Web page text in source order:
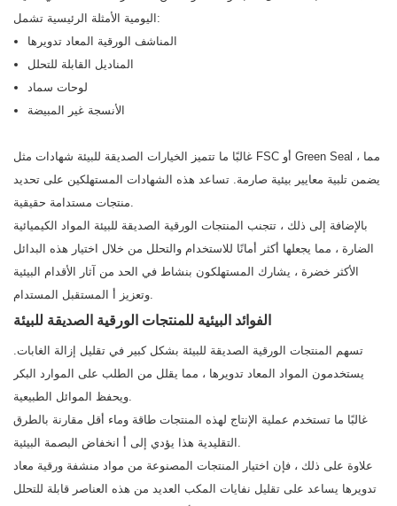
اليومية الأمثلة الرئيسية تشمل:
المناشف الورقية المعاد تدويرها
المناديل القابلة للتحلل
لوحات سماد
الأنسجة غير المبيضة
غالبًا ما تتميز الخيارات الصديقة للبيئة شهادات مثل FSC أو Green Seal ، مما
يضمن تلبية معايير بيئية صارمة. تساعد هذه الشهادات المستهلكين على تحديد
منتجات مستدامة حقيقية.
بالإضافة إلى ذلك ، تتجنب المنتجات الورقية الصديقة للبيئة المواد الكيميائية
الضارة ، مما يجعلها أكثر أمانًا للاستخدام والتحلل من خلال اختيار هذه البدائل
الأكثر خضرة ، يشارك المستهلكون بنشاط في الحد من آثار الأقدام البيئية
وتعزيز أ المستقبل المستدام.
الفوائد البيئية للمنتجات الورقية الصديقة للبيئة
تسهم المنتجات الورقية الصديقة للبيئة بشكل كبير في تقليل إزالة الغابات.
يستخدمون المواد المعاد تدويرها ، مما يقلل من الطلب على الموارد البكر
ويحفظ الموائل الطبيعية.
غالبًا ما تستخدم عملية الإنتاج لهذه المنتجات طاقة وماء أقل مقارنة بالطرق
التقليدية هذا يؤدي إلى أ انخفاض البصمة البيئية.
علاوة على ذلك ، فإن اختيار المنتجات المصنوعة من مواد منشفة ورقية معاد
تدويرها يساعد على تقليل نفايات المكب العديد من هذه العناصر قابلة للتحلل